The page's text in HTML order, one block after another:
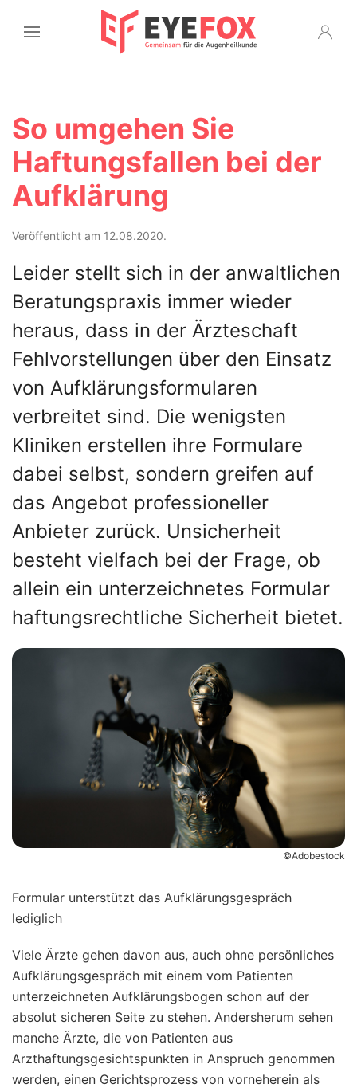
So umgehen Sie
Haftungsfallen bei der
Aufklärung
Veröffentlicht am 12.08.2020.
Leider stellt sich in der anwaltlichen
Beratungspraxis immer wieder
heraus, dass in der Ärzteschaft
Fehlvorstellungen über den Einsatz
von Aufklärungsformularen
verbreitet sind. Die wenigsten
Kliniken erstellen ihre Formulare
dabei selbst, sondern greifen auf
das Angebot professioneller
Anbieter zurück. Unsicherheit
besteht vielfach bei der Frage, ob
allein ein unterzeichnetes Formular
haftungsrechtliche Sicherheit bietet.
©Adobestock
Formular unterstützt das Aufklärungsgespräch
lediglich
Viele Ärzte gehen davon aus, auch ohne persönliches
Aufklärungsgespräch mit einem vom Patienten
unterzeichneten Aufklärungsbogen schon auf der
absolut sicheren Seite zu stehen. Andersherum sehen
manche Ärzte, die von Patienten aus
Arzthaftungsgesichtspunkten in Anspruch genommen
werden, einen Gerichtsprozess von vorneherein als